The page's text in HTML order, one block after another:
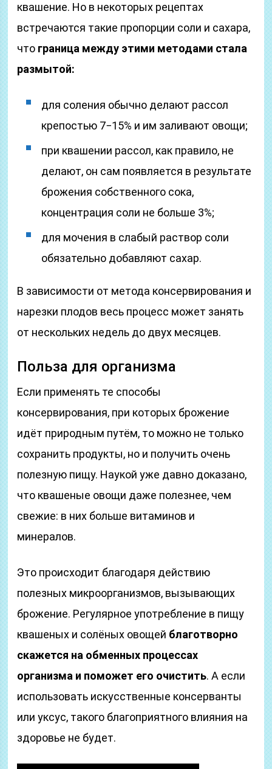
квашение. Но в некоторых рецептах
встречаются такие пропорции соли и сахара,
что граница между этими методами стала
размытой:
для соления обычно делают рассол
крепостью 7−15% и им заливают овощи;
при квашении рассол, как правило, не
делают, он сам появляется в результате
брожения собственного сока,
концентрация соли не больше 3%;
для мочения в слабый раствор соли
обязательно добавляют сахар.
В зависимости от метода консервирования и
нарезки плодов весь процесс может занять
от нескольких недель до двух месяцев.
Польза для организма
Если применять те способы
консервирования, при которых брожение
идёт природным путём, то можно не только
сохранить продукты, но и получить очень
полезную пищу. Наукой уже давно доказано,
что квашеные овощи даже полезнее, чем
свежие: в них больше витаминов и
минералов.
Это происходит благодаря действию
полезных микроорганизмов, вызывающих
брожение. Регулярное употребление в пищу
квашеных и солёных овощей благотворно
скажется на обменных процессах
организма и поможет его очистить. А если
использовать искусственные консерванты
или уксус, такого благоприятного влияния на
здоровье не будет.